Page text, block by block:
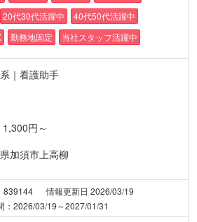
20代30代活躍中
40代50代活躍中
勤務地固定 当社スタッフ活躍中
｜看護助手
円～
加須市上高柳
839144
情報更新日 2026/03/19
：2026/03/19～2027/01/31